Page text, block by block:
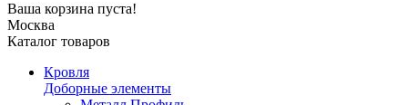
Ваша корзина пуста!
Москва
Каталог товаров
Кровля
Доборные элементы